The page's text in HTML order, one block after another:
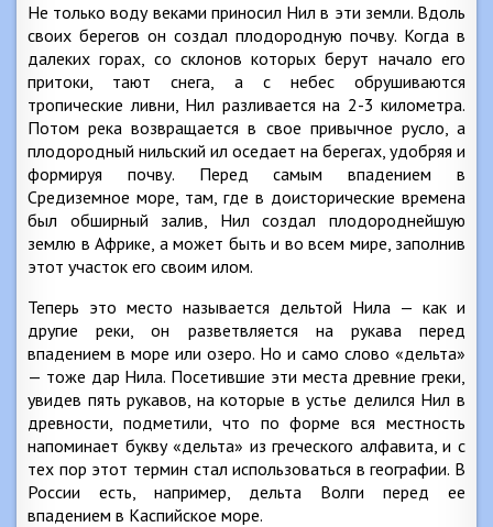
Не только воду веками приносил Нил в эти земли. Вдоль
своих берегов он создал плодородную почву. Когда в
далеких горах, со склонов которых берут начало его
притоки, тают снега, а с небес обрушиваются
тропические ливни, Нил разливается на 2-3 километра.
Потом река возвращается в свое привычное русло, а
плодородный нильский ил оседает на берегах, удобряя и
формируя почву. Перед самым впадением в
Средиземное море, там, где в доисторические времена
был обширный залив, Нил создал плодороднейшую
землю в Африке, а может быть и во всем мире, заполнив
этот участок его своим илом.
Теперь это место называется дельтой Нила — как и
другие реки, он разветвляется на рукава перед
впадением в море или озеро. Но и само слово «дельта»
— тоже дар Нила. Посетившие эти места древние греки,
увидев пять рукавов, на которые в устье делился Нил в
древности, подметили, что по форме вся местность
напоминает букву «дельта» из греческого алфавита, и с
тех пор этот термин стал использоваться в географии. В
России есть, например, дельта Волги перед ее
впадением в Каспийское море.